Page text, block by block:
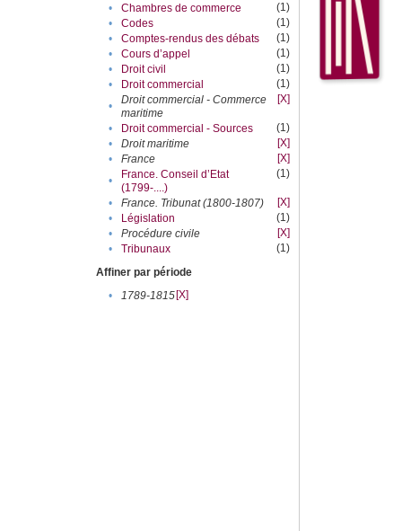
•
Chambres de commerce
(1)
•
Codes
(1)
•
Comptes-rendus des débats
(1)
•
Cours d’appel
(1)
•
Droit civil
(1)
•
Droit commercial
(1)
•
Droit commercial - Commerce
maritime
[X]
• Droit commercial - Sources
(1)
•
Droit maritime
[X]
•
France
[X]
•
France. Conseil d’Etat
(1799-....)
(1)
• France. Tribunat (1800-1807)
[X]
•
Législation
(1)
•
Procédure civile
[X]
•
Tribunaux
(1)
Affiner par période
•
1789-1815[X]